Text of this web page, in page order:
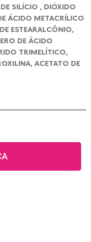
SILÍCIO , DIÓXIDO
ÁCIDO METACRÍLICO
ESTEARALCÔNIO,
DE ÁCIDO
TRIMELÍTICO,
ACETATO DE